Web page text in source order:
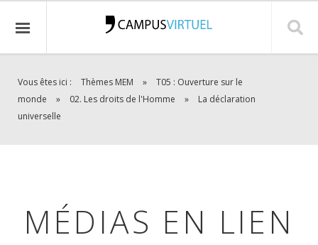
Vous êtes ici : Thèmes MEM »
T05 : Ouverture sur le
monde
» 02. Les droits de l'Homme »
La déclaration
universelle
MÉDIAS EN LIEN